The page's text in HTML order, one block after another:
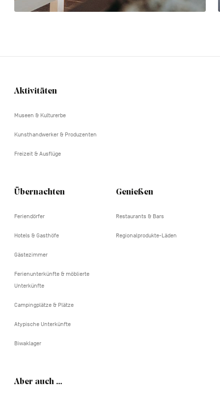
Navigation
Aktivitäten
Museen & Kulturerbe
Kunsthandwerker & Produzenten
Freizeit & Ausflüge
Übernachten
Feriendörfer
Hotels & Gasthöfe
Gästezimmer
Ferienunterkünfte & möblierte
Unterkünfte
Campingplätze & Plätze
Atypische Unterkünfte
Biwaklager
Genießen
Restaurants & Bars
Regionalprodukte-Läden
Aber auch …